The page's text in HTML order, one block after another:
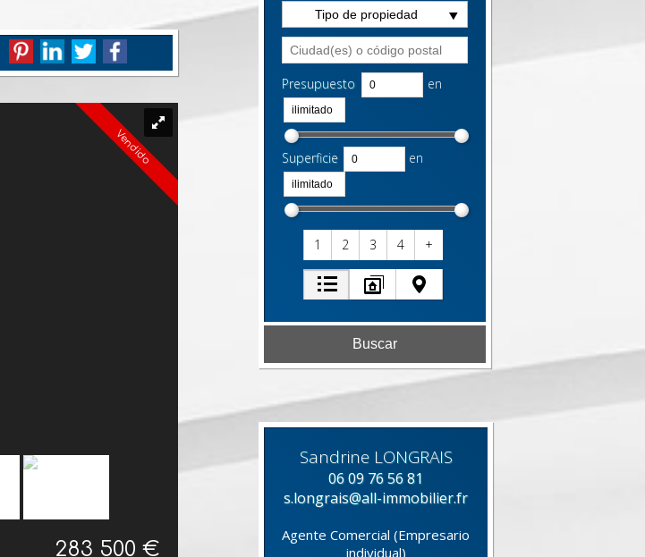
Tipo de propiedad
Presupuesto en
Superficie en
1 2 3 4 +
Sandrine LONGRAIS
06 09 76 56 81
s.longrais@all-immobilier.fr
Agente Comercial (Empresario
individual)
Vendido
283 500 €